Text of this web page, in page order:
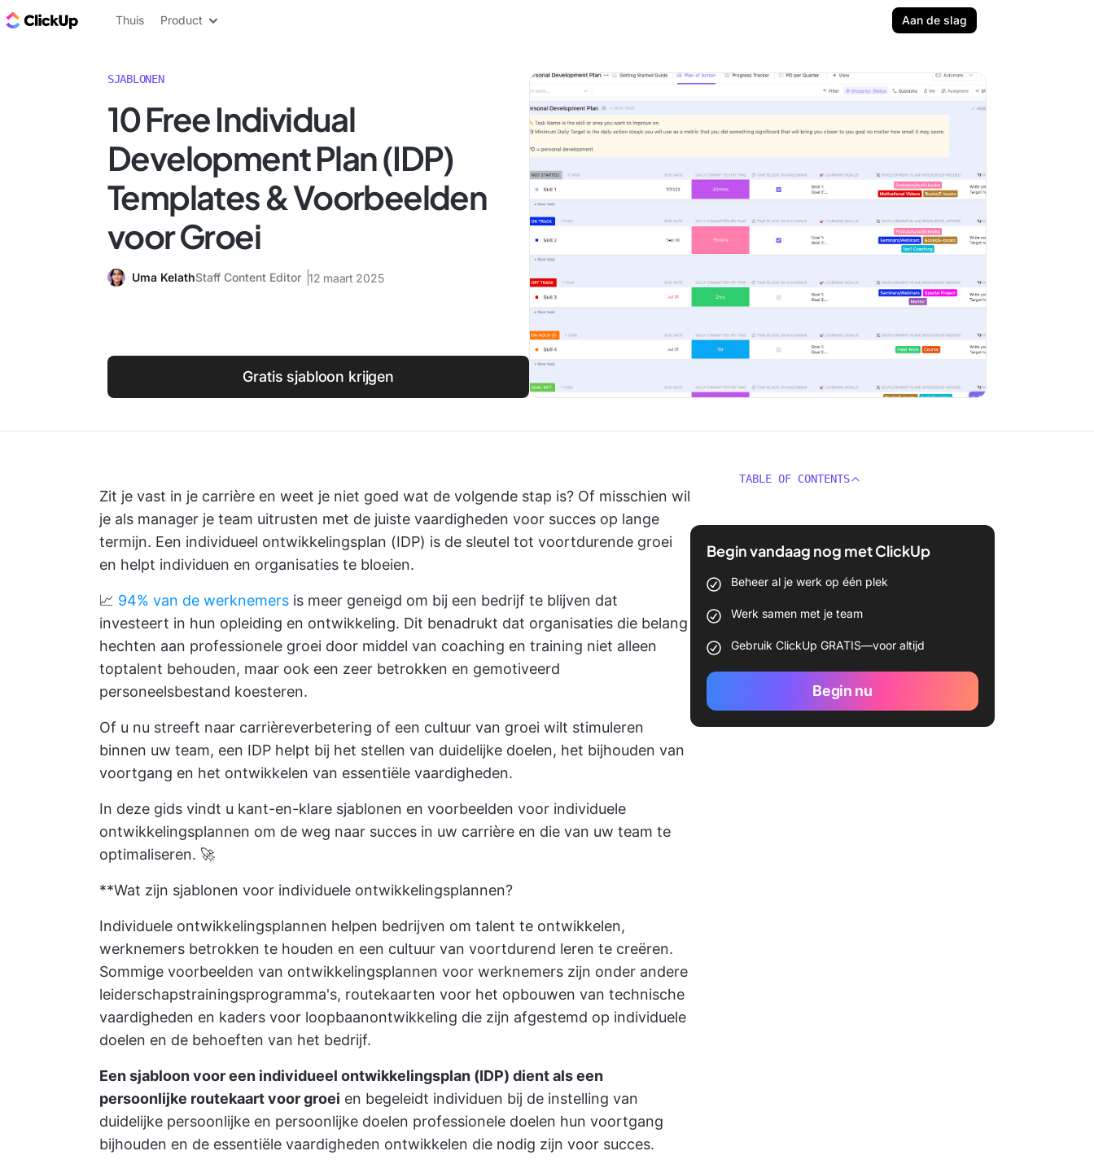
ClickUp Blog
Thuis Product Aan de slag
SJABLONEN
10 Free Individual
Development Plan (IDP)
Templates & Voorbeelden
voor Groei
Uma KelathStaff Content Editor 12 maart 2025
Gratis sjabloon krijgen
Zit je vast in je carrière en weet je niet goed wat de volgende stap is? Of misschien wil
je als manager je team uitrusten met de juiste vaardigheden voor succes op lange
termijn. Een individueel ontwikkelingsplan (IDP) is de sleutel tot voortdurende groei
en helpt individuen en organisaties te bloeien.
📈 94% van de werknemers is meer geneigd om bij een bedrijf te blijven dat
investeert in hun opleiding en ontwikkeling. Dit benadrukt dat organisaties die belang
hechten aan professionele groei door middel van coaching en training niet alleen
toptalent behouden, maar ook een zeer betrokken en gemotiveerd
personeelsbestand koesteren.
Of u nu streeft naar carrièreverbetering of een cultuur van groei wilt stimuleren
binnen uw team, een IDP helpt bij het stellen van duidelijke doelen, het bijhouden van
voortgang en het ontwikkelen van essentiële vaardigheden.
In deze gids vindt u kant-en-klare sjablonen en voorbeelden voor individuele
ontwikkelingsplannen om de weg naar succes in uw carrière en die van uw team te
optimaliseren. 🚀
**Wat zijn sjablonen voor individuele ontwikkelingsplannen?
Individuele ontwikkelingsplannen helpen bedrijven om talent te ontwikkelen,
werknemers betrokken te houden en een cultuur van voortdurend leren te creëren.
Sommige voorbeelden van ontwikkelingsplannen voor werknemers zijn onder andere
leiderschapstrainingsprogramma's, routekaarten voor het opbouwen van technische
vaardigheden en kaders voor loopbaanontwikkeling die zijn afgestemd op individuele
doelen en de behoeften van het bedrijf.
Een sjabloon voor een individueel ontwikkelingsplan (IDP) dient als een
persoonlijke routekaart voor groei en begeleidt individuen bij de instelling van
duidelijke persoonlijke en persoonlijke doelen professionele doelen hun voortgang
bijhouden en de essentiële vaardigheden ontwikkelen die nodig zijn voor succes.
TABLE OF CONTENTS
Begin vandaag nog met ClickUp
Beheer al je werk op één plek
Werk samen met je team
Gebruik ClickUp GRATIS—voor altijd
Begin nu